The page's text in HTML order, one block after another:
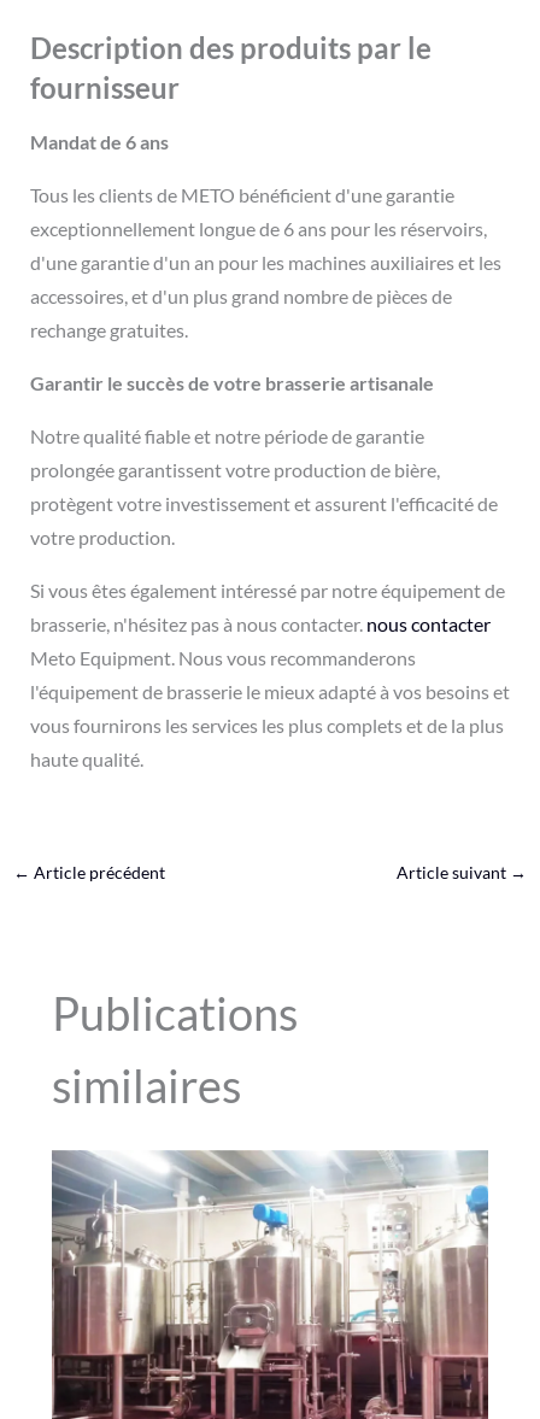
Description des produits par le
fournisseur
Mandat de 6 ans
Tous les clients de METO bénéficient d'une garantie
exceptionnellement longue de 6 ans pour les réservoirs,
d'une garantie d'un an pour les machines auxiliaires et les
accessoires, et d'un plus grand nombre de pièces de
rechange gratuites.
Garantir le succès de votre brasserie artisanale
Notre qualité fiable et notre période de garantie
prolongée garantissent votre production de bière,
protègent votre investissement et assurent l'efficacité de
votre production.
Si vous êtes également intéressé par notre équipement de
brasserie, n'hésitez pas à nous contacter. nous contacter
Meto Equipment. Nous vous recommanderons
l'équipement de brasserie le mieux adapté à vos besoins et
vous fournirons les services les plus complets et de la plus
haute qualité.
← Article précédent Article suivant →
Publications
similaires